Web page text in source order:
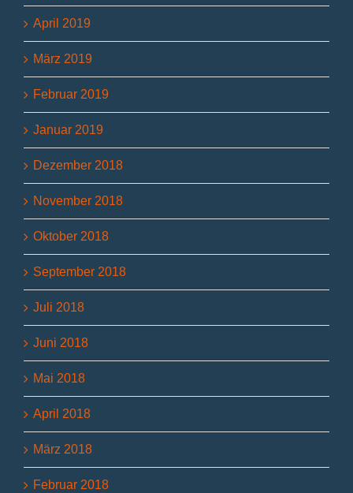
April 2019
März 2019
Februar 2019
Januar 2019
Dezember 2018
November 2018
Oktober 2018
September 2018
Juli 2018
Juni 2018
Mai 2018
April 2018
März 2018
Februar 2018